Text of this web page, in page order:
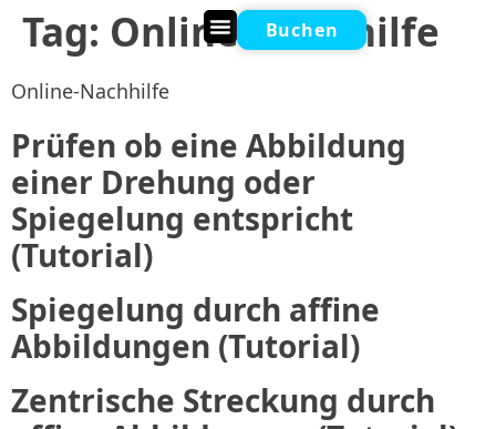
Buchen
Tag: Online-Nachhilfe
Online-Nachhilfe
Prüfen ob eine Abbildung
einer Drehung oder
Spiegelung entspricht
(Tutorial)
Spiegelung durch affine
Abbildungen (Tutorial)
Zentrische Streckung durch